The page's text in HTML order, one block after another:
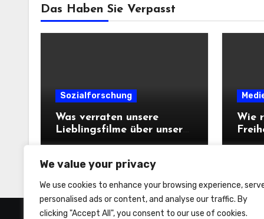
We value your privacy
We use cookies to enhance your browsing experience,
personalised ads or content, and analyse our traffic. By
clicking "Accept All", you consent to our use of cookies.
Das Haben Sie Verpasst
Sozialforschung
Was verraten unsere
Lieblingsfilme über unsere
Persönlichkeit?
Wie